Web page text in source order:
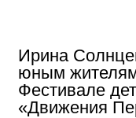
Ирина
юным жителям
Фестивале
«Движения